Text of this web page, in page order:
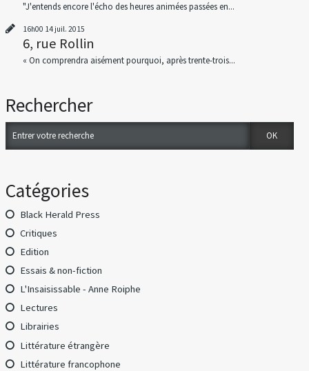
"J'entends encore l'écho des heures animées passées en...
16h00 14 juil. 2015
6, rue Rollin
« On comprendra aisément pourquoi, après trente-trois...
Rechercher
Catégories
Black Herald Press
Critiques
Edition
Essais & non-fiction
L'Insaisissable - Anne Roiphe
Lectures
Librairies
Littérature étrangère
Littérature francophone